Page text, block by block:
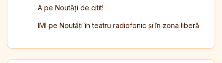
A pe Noutăți de citit!
IMI pe Noutăți în teatru radiofonic și în zona liberă